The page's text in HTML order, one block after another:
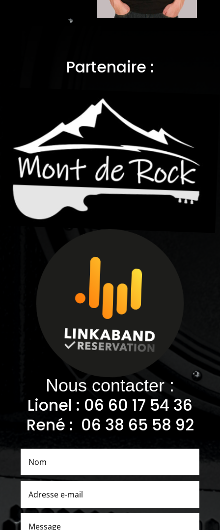
Partenaire :
Nous contacter :
Lionel : 06 60 17 54 36
René : 06 38 65 58 92